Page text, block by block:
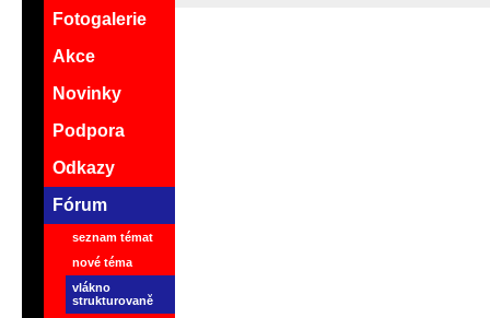
Fotogalerie
Akce
Novinky
Podpora
Odkazy
Fórum
seznam témat
nové téma
vlákno
strukturovaně